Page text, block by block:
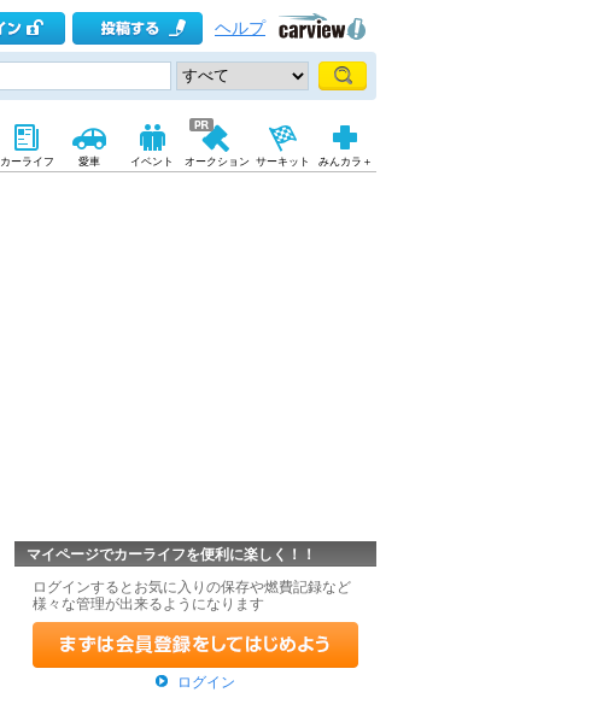
ヘルプ
カーライフ 愛車 イベント オークション サーキット みんカラ＋
マイページでカーライフを便利に楽しく！！
ログインするとお気に入りの保存や燃費記録など
様々な管理が出来るようになります
ログイン